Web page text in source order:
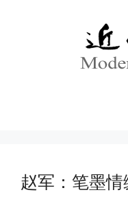
赵军：笔墨